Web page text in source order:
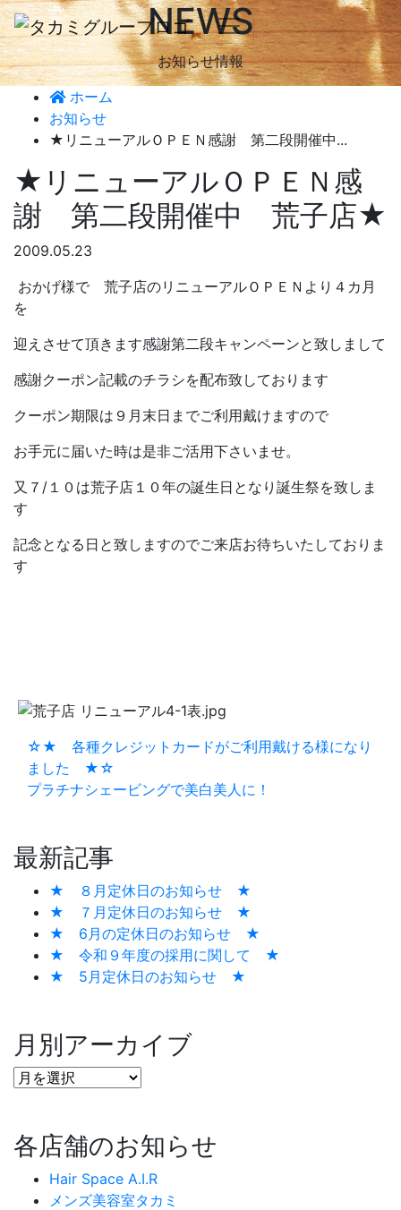
NEWS
お知らせ情報
ホーム
お知らせ
★リニューアルＯＰＥＮ感謝 第二段開催中...
★リニューアルＯＰＥＮ感
謝 第二段開催中 荒子店★
2009.05.23
おかげ様で 荒子店のリニューアルＯＰＥＮより４カ月
を
迎えさせて頂きます感謝第二段キャンペーンと致しまして
感謝クーポン記載のチラシを配布致しております
クーポン期限は９月末日までご利用戴けますので
お手元に届いた時は是非ご活用下さいませ。
又７/１０は荒子店１０年の誕生日となり誕生祭を致しま
す
記念となる日と致しますのでご来店お待ちいたしておりま
す
☆★ 各種クレジットカードがご利用戴ける様になり
ました ★☆
プラチナシェービングで美白美人に！
最新記事
★ ８月定休日のお知らせ ★
★ ７月定休日のお知らせ ★
★ 6月の定休日のお知らせ ★
★ 令和９年度の採用に関して ★
★ 5月定休日のお知らせ ★
月別アーカイブ
各店舗のお知らせ
Hair Space A.I.R
メンズ美容室タカミ